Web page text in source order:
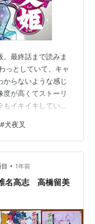
最終話まで読みま
っとしていて、キャ
からないような感じ
が高くてストーリ
もイキイキしてい
りんちゃんまで参
わってくれて最高で
り描いてくれたのが
ところも殺生丸の
チャイチャも親子の
ありがとう…！…
#犬夜叉
• 1年前
名高志 高橋留美